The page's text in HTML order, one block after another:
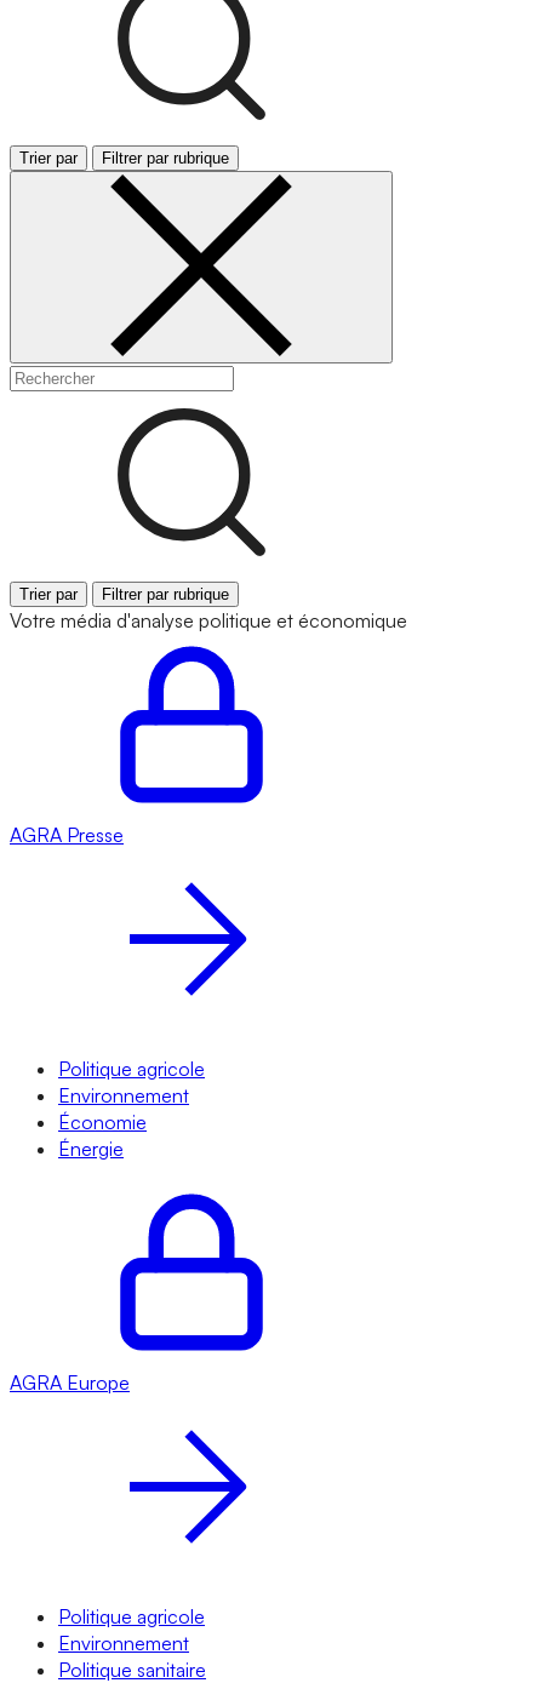
Trier par Filtrer par rubrique
Trier par Filtrer par rubrique
Votre média d'analyse politique et économique
AGRA Presse
Politique agricole
Environnement
Économie
Énergie
AGRA Europe
Politique agricole
Environnement
Politique sanitaire